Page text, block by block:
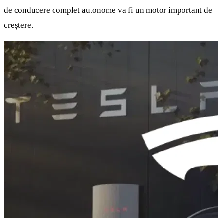
de conducere complet autonome va fi un motor important de
creștere.